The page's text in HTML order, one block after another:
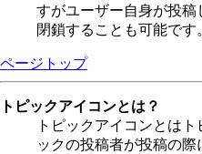
すがユーザー自身が投
閉鎖することも可能です
ページトップ
トピックアイコンとは？
トピックアイコンとは
ックの投稿者が投稿の